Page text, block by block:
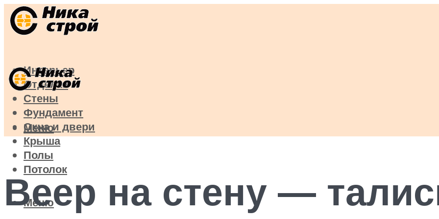
Интерьер
Отделка
Стены
Фундамент
Окна и двери
Крыша
Полы
Потолок
Меню
Меню
Веер на стену —